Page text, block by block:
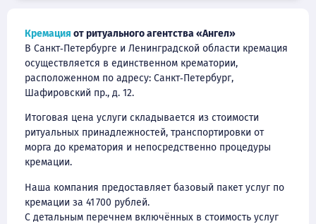
Кремация от ритуального агентства «Ангел»
В Санкт‑Петербурге и Ленинградской области кремация
осуществляется в единственном крематории,
расположенном по адресу: Санкт‑Петербург,
Шафировский пр., д. 12.
Итоговая цена услуги складывается из стоимости
ритуальных принадлежностей, транспортировки от
морга до крематория и непосредственно процедуры
кремации.
Наша компания предоставляет базовый пакет услуг по
кремации за 41 700 рублей.
С детальным перечнем включённых в стоимость услуг